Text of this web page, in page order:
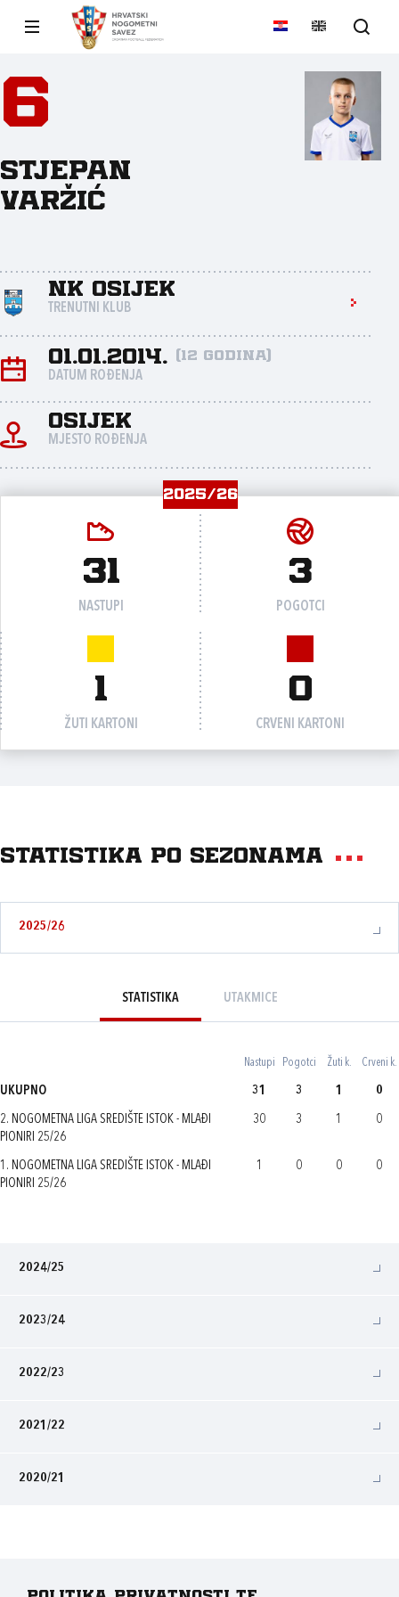
6
Stjepan
Varžić
NK Osijek
TRENUTNI KLUB
01.01.2014. (12 godina)
DATUM ROĐENJA
Osijek
MJESTO ROĐENJA
2025/26
31
NASTUPI
3
POGOTCI
1
ŽUTI KARTONI
0
CRVENI KARTONI
Statistika po sezonama
2025/26
STATISTIKA UTAKMICE
Nastupi Pogotci Žuti k. Crveni k.
UKUPNO 31 3 1 0
2. NOGOMETNA LIGA SREDIŠTE ISTOK - MLAĐI
PIONIRI 25/26
30 3 1 0
1. NOGOMETNA LIGA SREDIŠTE ISTOK - MLAĐI
PIONIRI 25/26
1 0 0 0
2024/25
2023/24
2022/23
2021/22
2020/21